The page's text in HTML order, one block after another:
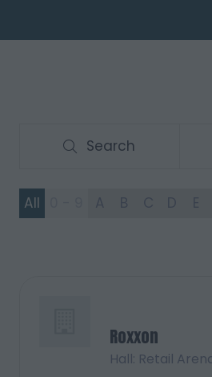
Search
Search
All
Roxxon
Hall: Retail